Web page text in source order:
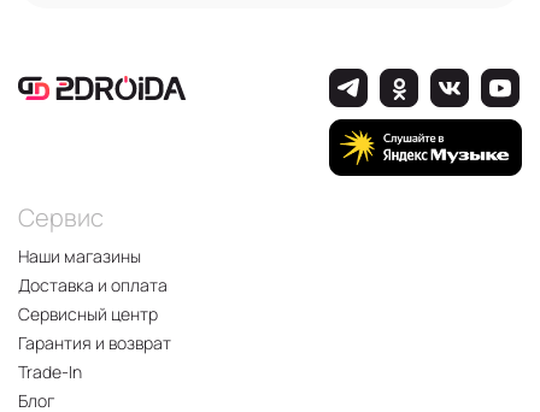
Сервис
Наши магазины
Доставка и оплата
Сервисный центр
Гарантия и возврат
Trade-In
Блог